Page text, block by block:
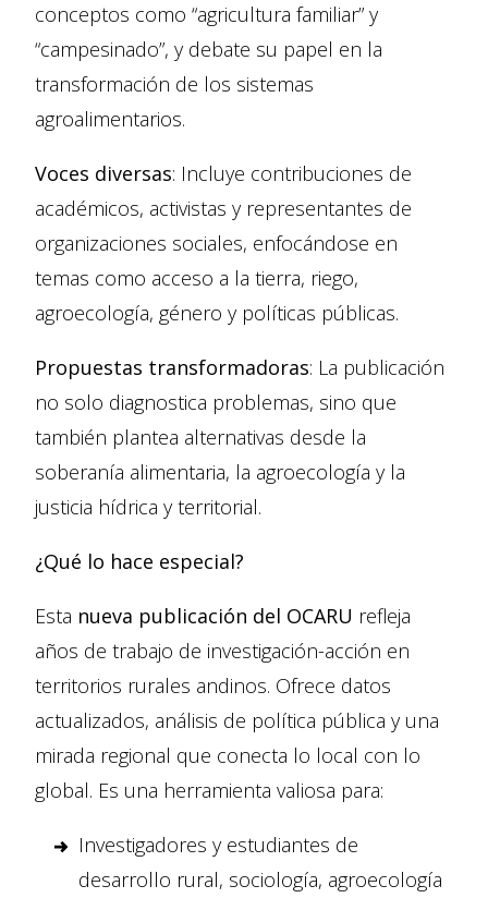
conceptos como “agricultura familiar” y
“campesinado”, y debate su papel en la
transformación de los sistemas
agroalimentarios.
Voces diversas: Incluye contribuciones de
académicos, activistas y representantes de
organizaciones sociales, enfocándose en
temas como acceso a la tierra, riego,
agroecología, género y políticas públicas.
Propuestas transformadoras: La publicación
no solo diagnostica problemas, sino que
también plantea alternativas desde la
soberanía alimentaria, la agroecología y la
justicia hídrica y territorial.
¿Qué lo hace especial?
Esta nueva publicación del OCARU refleja
años de trabajo de investigación-acción en
territorios rurales andinos. Ofrece datos
actualizados, análisis de política pública y una
mirada regional que conecta lo local con lo
global. Es una herramienta valiosa para:
Investigadores y estudiantes de
desarrollo rural, sociología, agroecología